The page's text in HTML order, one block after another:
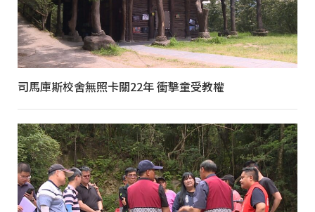
司馬庫斯校舍無照卡關22年 衝擊童受教權